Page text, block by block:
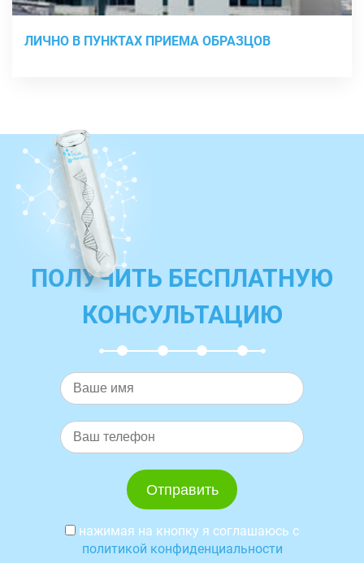
ЛИЧНО В ПУНКТАХ ПРИЕМА ОБРАЗЦОВ
ПОЛУЧИТЬ БЕСПЛАТНУЮ
КОНСУЛЬТАЦИЮ
нажимая на кнопку я соглашаюсь с
политикой конфиденциальности